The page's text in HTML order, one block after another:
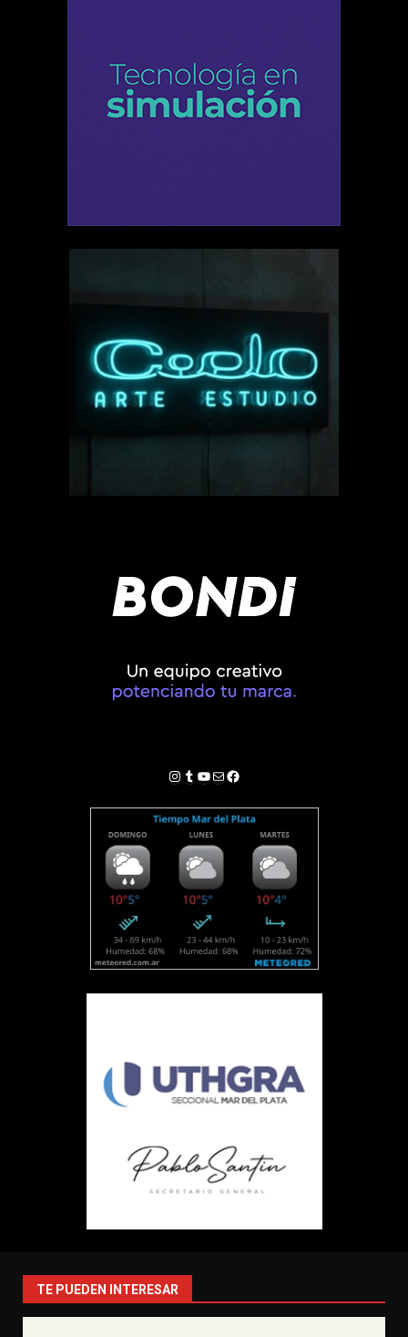
Instagram
Tumblr
YouTube
Correo electrónico
Facebook
TE PUEDEN INTERESAR